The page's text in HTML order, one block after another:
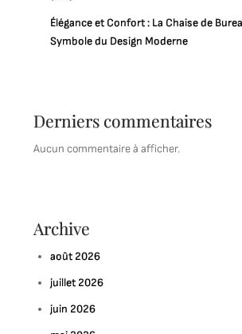
Élégance et Confort : La Chaise de
Symbole du Design Moderne
Derniers commentaires
Aucun commentaire à afficher.
Archive
août 2026
juillet 2026
juin 2026